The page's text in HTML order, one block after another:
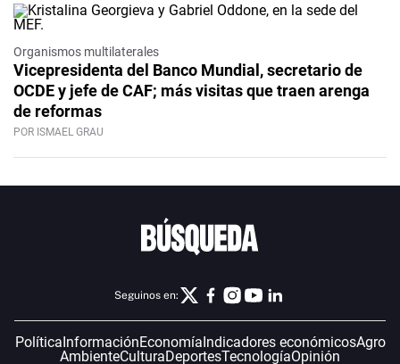
Organismos multilaterales
Vicepresidenta del Banco Mundial, secretario de
OCDE y jefe de CAF; más visitas que traen arenga
de reformas
POR ISMAEL GRAU
Seguinos en:
PolíticaInformaciónEconomíaIndicadores económicosAgro
AmbienteCulturaDeportesTecnologíaOpinión